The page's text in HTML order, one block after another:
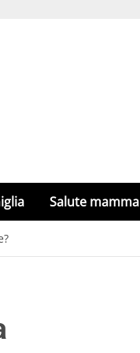
Salute mamma